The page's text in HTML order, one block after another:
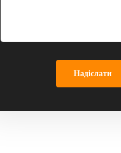
Надіслати